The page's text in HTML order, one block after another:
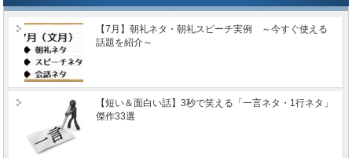
【7月】朝礼ネタ・朝礼スピーチ実例 ～今すぐ使える
話題を紹介～
【短い＆面白い話】3秒で笑える「一言ネタ・1行ネタ」
傑作33選